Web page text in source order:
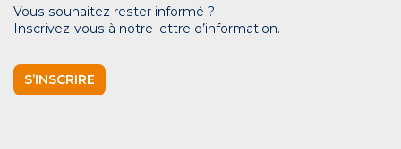
Vous souhaitez rester informé ?
Inscrivez-vous à notre lettre d’information.
S’INSCRIRE